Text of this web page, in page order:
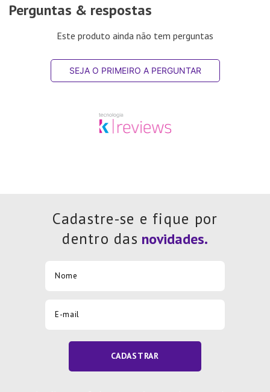
Perguntas & respostas
Este produto ainda não tem perguntas
SEJA O PRIMEIRO A PERGUNTAR
Cadastre-se e fique por
dentro das
CADASTRAR